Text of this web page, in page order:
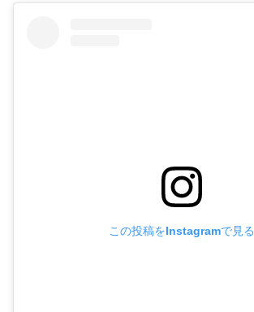
この投稿をInstagramで見る